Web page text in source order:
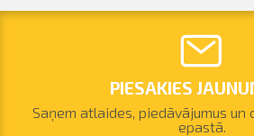
PIESAKIES
Saņem atlaides, piedāvājumus un
epastā.